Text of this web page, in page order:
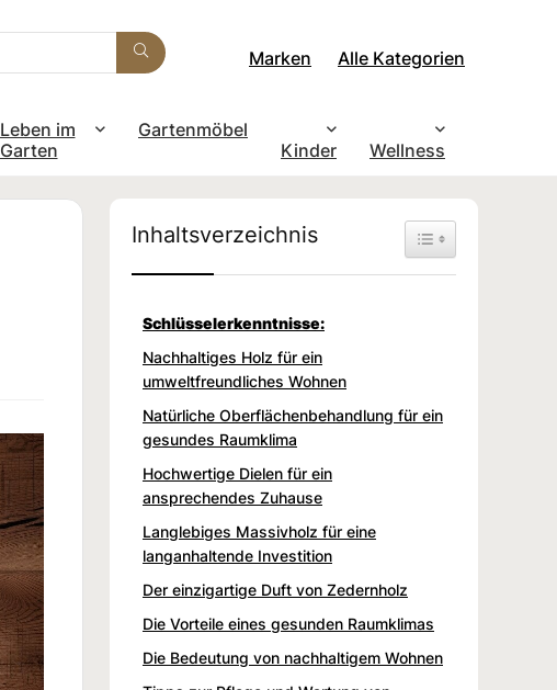
Marken Alle Kategorien
Leben im
Garten
Gartenmöbel
Kinder
Wellness
Inhaltsverzeichnis Toggle Table of
Schlüsselerkenntnisse:
Nachhaltiges Holz für ein
umweltfreundliches Wohnen
Natürliche Oberflächenbehandlung für ein
gesundes Raumklima
Hochwertige Dielen für ein
ansprechendes Zuhause
Langlebiges Massivholz für eine
langanhaltende Investition
Der einzigartige Duft von Zedernholz
Die Vorteile eines gesunden Raumklimas
Die Bedeutung von nachhaltigem Wohnen